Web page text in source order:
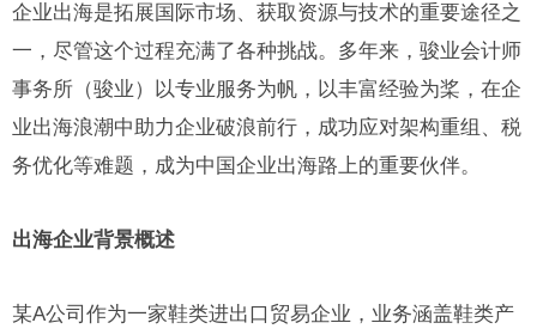
企业出海是拓展国际市场、获取资源与技术的重要途径之
一，尽管这个过程充满了各种挑战。多年来，骏业会计师
事务所（骏业）以专业服务为帆，以丰富经验为桨，在企
业出海浪潮中助力企业破浪前行，成功应对架构重组、税
务优化等难题，成为中国企业出海路上的重要伙伴。
出海企业背景概述
某A公司作为一家鞋类进出口贸易企业，业务涵盖鞋类产